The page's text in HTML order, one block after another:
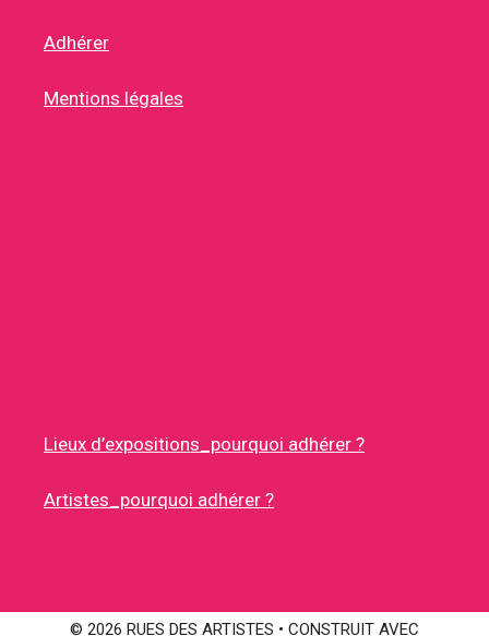
Adhérer
Mentions légales
Lieux d’expositions_pourquoi adhérer ?
Artistes_pourquoi adhérer ?
© 2026 RUES DES ARTISTES • CONSTRUIT AVEC